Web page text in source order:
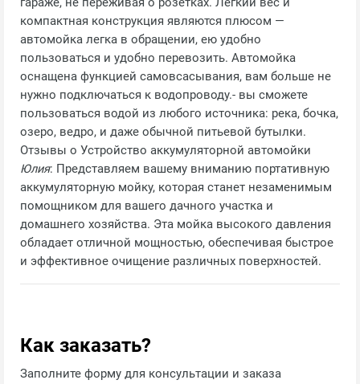
компактная конструкция являются плюсом —
автомойка легка в обращении, ею удобно
пользоваться и удобно перевозить. Автомойка
оснащена функцией самовсасывания, вам больше не
нужно подключаться к водопроводу.- вы сможете
пользоваться водой из любого источника: река, бочка,
озеро, ведро, и даже обычной питьевой бутылки.
Отзывы о Устройство аккумуляторной автомойки
Юлия: Представляем вашему вниманию портативную
аккумуляторную мойку, которая станет незаменимым
помощником для вашего дачного участка и
домашнего хозяйства. Эта мойка высокого давления
обладает отличной мощностью, обеспечивая быстрое
и эффективное очищение различных поверхностей.
Как заказать?
Заполните форму для консультации и заказа